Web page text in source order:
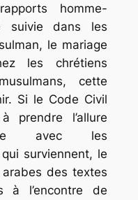
homme-
suivie dans les
le mariage
les chrétiens
cette
Si le Code Civil
prendre l’allure
avec les
surviennent, le
des textes
l’encontre de